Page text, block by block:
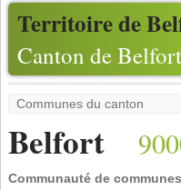
Territoire de
Canton de Belfort
Belfort
Communauté de